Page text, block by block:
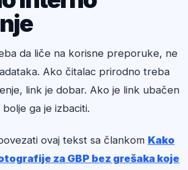
da liče na korisne preporuke, ne
Ako čitalac prirodno treba
link je dobar. Ako je link ubačen
ga je izbaciti.
ovaj tekst sa člankom Kako
za GBP bez grešaka koje